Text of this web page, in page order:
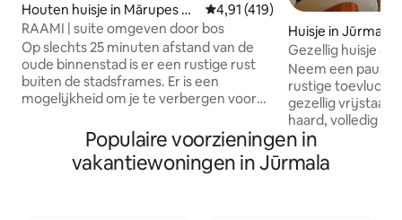
Houten huisje in Mārupes no
vads
Gemiddelde beoordeling van
4,91 (419)
RAAMI | suite omgeven door bos
Op slechts 25 minuten afstand van de
oude binnenstad is er een rustige rust
buiten de stadsframes. Er is een
mogelijkheid om je te verbergen voor
luisteren naar de geluiden van het bos
en de vogels, te ontspannen in een bad
met uitzicht op de natuur, vanaf de balk
Huisje in Jūrmala
Gezellig huisje
terras
Neem een pauze
rustige
gezellig
haard, volledig
badkamer met
terras en parkeerplaats.
van de rivier de
Populaire voorzieningen in
vakantiewoningen in Jūrmala